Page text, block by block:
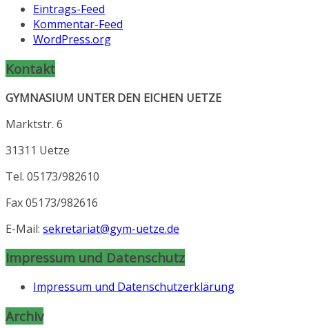
Eintrags-Feed
Kommentar-Feed
WordPress.org
Kontakt
GYMNASIUM UNTER DEN EICHEN UETZE
Marktstr. 6
31311 Uetze
Tel. 05173/982610
Fax 05173/982616
E-Mail: sekretariat@gym-uetze.de
Impressum und Datenschutz
Impressum und Datenschutzerklärung
Archiv